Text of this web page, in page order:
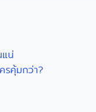
น่
รคุ้มกว่า?